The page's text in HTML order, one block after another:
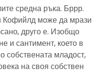
средна ръка. Бррр.
Кофийлд може да мрази
друго е. Изобщо
и сантимент, което в
собствената младост,
на своя собствен